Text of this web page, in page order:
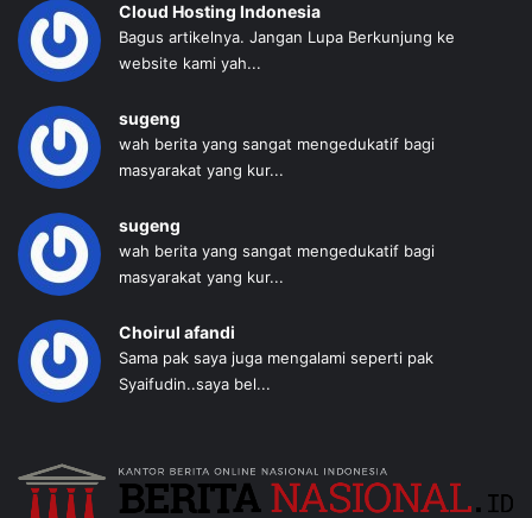
Cloud Hosting Indonesia
Bagus artikelnya. Jangan Lupa Berkunjung ke
website kami yah...
sugeng
wah berita yang sangat mengedukatif bagi
masyarakat yang kur...
sugeng
wah berita yang sangat mengedukatif bagi
masyarakat yang kur...
Choirul afandi
Sama pak saya juga mengalami seperti pak
Syaifudin..saya bel...